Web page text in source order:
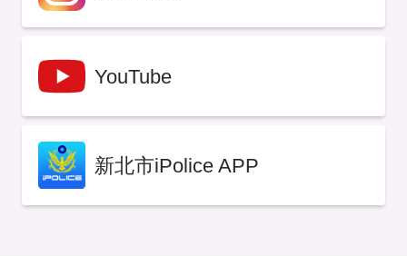
YouTube
新北市iPolice APP